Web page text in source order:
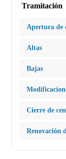
Tramitación
Apertura de
Altas
Bajas
Cierre de
Renovación